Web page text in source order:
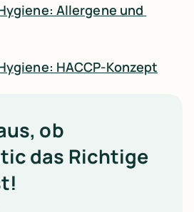
Allergene und
HACCP-Konzept
ob
das Richtige